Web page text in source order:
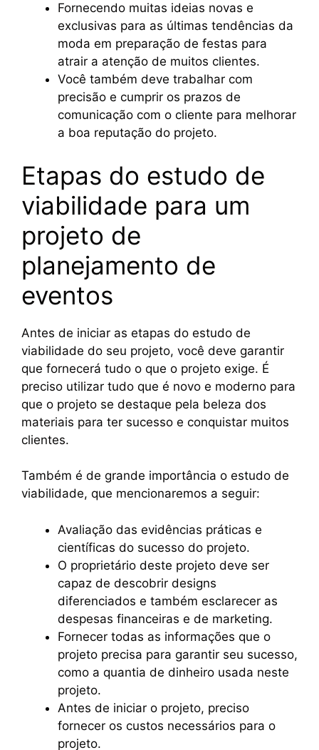
Fornecendo muitas ideias novas e
exclusivas para as últimas tendências da
moda em preparação de festas para
atrair a atenção de muitos clientes.
Você também deve trabalhar com
precisão e cumprir os prazos de
comunicação com o cliente para melhorar
a boa reputação do projeto.
Etapas do estudo de
viabilidade para um
projeto de
planejamento de
eventos
Antes de iniciar as etapas do estudo de
viabilidade do seu projeto, você deve garantir
que fornecerá tudo o que o projeto exige. É
preciso utilizar tudo que é novo e moderno para
que o projeto se destaque pela beleza dos
materiais para ter sucesso e conquistar muitos
clientes.
Também é de grande importância o estudo de
viabilidade, que mencionaremos a seguir:
Avaliação das evidências práticas e
científicas do sucesso do projeto.
O proprietário deste projeto deve ser
capaz de descobrir designs
diferenciados e também esclarecer as
despesas financeiras e de marketing.
Fornecer todas as informações que o
projeto precisa para garantir seu sucesso,
como a quantia de dinheiro usada neste
projeto.
Antes de iniciar o projeto, preciso
fornecer os custos necessários para o
projeto.